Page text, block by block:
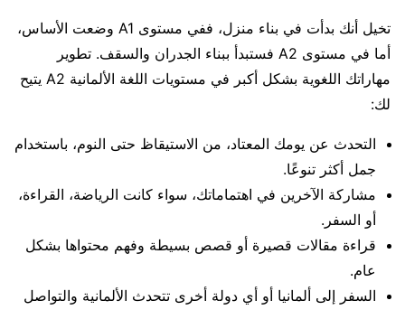
تخيل أنك بدأت في بناء منزل، ففي مستوى A1 وضعت الأساس،
أما في مستوى A2 فستبدأ ببناء الجدران والسقف. تطوير
مهاراتك اللغوية بشكل أكبر في مستويات اللغة الألمانية A2 يتيح
لك:
التحدث عن يومك المعتاد، من الاستيقاظ حتى النوم، باستخدام
جمل أكثر تنوعًا.
مشاركة الآخرين في اهتماماتك، سواء كانت الرياضة، القراءة،
أو السفر.
قراءة مقالات قصيرة أو قصص بسيطة وفهم محتواها بشكل
عام.
السفر إلى ألمانيا أو أي دولة أخرى تتحدث الألمانية والتواصل